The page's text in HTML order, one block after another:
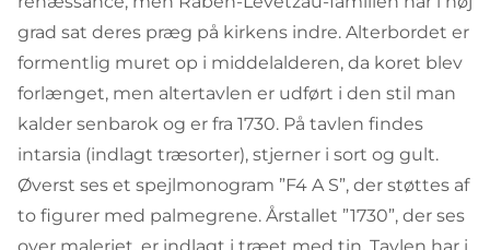
grad sat deres præg på kirkens indre. Alterbordet er
formentlig muret op i middelalderen, da koret blev
forlænget, men altertavlen er udført i den stil man
kalder senbarok og er fra 1730. På tavlen findes
intarsia (indlagt træsorter), stjerner i sort og gult.
Øverst ses et spejlmonogram ”F4 A S”, der støttes af
to figurer med palmegrene. Årstallet ”1730”, der ses